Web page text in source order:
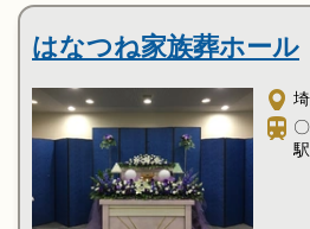
はなつね家族葬ホール